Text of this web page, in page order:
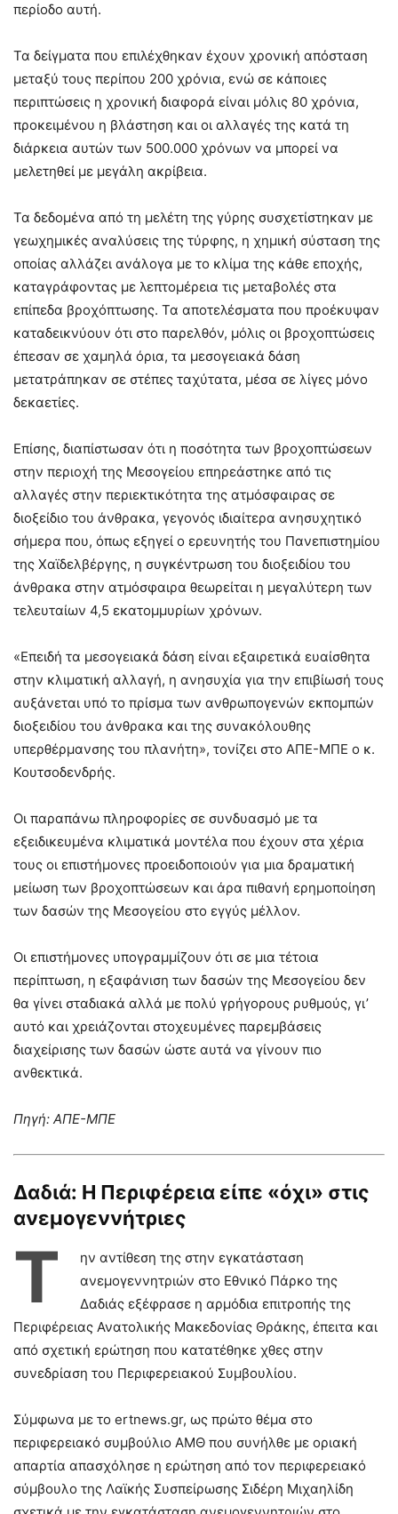
περίοδο αυτή.
Τα δείγματα που επιλέχθηκαν έχουν χρονική απόσταση
μεταξύ τους περίπου 200 χρόνια, ενώ σε κάποιες
περιπτώσεις η χρονική διαφορά είναι μόλις 80 χρόνια,
προκειμένου η βλάστηση και οι αλλαγές της κατά τη
διάρκεια αυτών των 500.000 χρόνων να μπορεί να
μελετηθεί με μεγάλη ακρίβεια.
Τα δεδομένα από τη μελέτη της γύρης συσχετίστηκαν με
γεωχημικές αναλύσεις της τύρφης, η χημική σύσταση της
οποίας αλλάζει ανάλογα με το κλίμα της κάθε εποχής,
καταγράφοντας με λεπτομέρεια τις μεταβολές στα
επίπεδα βροχόπτωσης. Τα αποτελέσματα που προέκυψαν
καταδεικνύουν ότι στο παρελθόν, μόλις οι βροχοπτώσεις
έπεσαν σε χαμηλά όρια, τα μεσογειακά δάση
μετατράπηκαν σε στέπες ταχύτατα, μέσα σε λίγες μόνο
δεκαετίες.
Επίσης, διαπίστωσαν ότι η ποσότητα των βροχοπτώσεων
στην περιοχή της Μεσογείου επηρεάστηκε από τις
αλλαγές στην περιεκτικότητα της ατμόσφαιρας σε
διοξείδιο του άνθρακα, γεγονός ιδιαίτερα ανησυχητικό
σήμερα που, όπως εξηγεί ο ερευνητής του Πανεπιστημίου
της Χαϊδελβέργης, η συγκέντρωση του διοξειδίου του
άνθρακα στην ατμόσφαιρα θεωρείται η μεγαλύτερη των
τελευταίων 4,5 εκατομμυρίων χρόνων.
«Επειδή τα μεσογειακά δάση είναι εξαιρετικά ευαίσθητα
στην κλιματική αλλαγή, η ανησυχία για την επιβίωσή τους
αυξάνεται υπό το πρίσμα των ανθρωπογενών εκπομπών
διοξειδίου του άνθρακα και της συνακόλουθης
υπερθέρμανσης του πλανήτη», τονίζει στο ΑΠΕ-ΜΠΕ ο κ.
Κουτσοδενδρής.
Οι παραπάνω πληροφορίες σε συνδυασμό με τα
εξειδικευμένα κλιματικά μοντέλα που έχουν στα χέρια
τους οι επιστήμονες προειδοποιούν για μια δραματική
μείωση των βροχοπτώσεων και άρα πιθανή ερημοποίηση
των δασών της Μεσογείου στο εγγύς μέλλον.
Οι επιστήμονες υπογραμμίζουν ότι σε μια τέτοια
περίπτωση, η εξαφάνιση των δασών της Μεσογείου δεν
θα γίνει σταδιακά αλλά με πολύ γρήγορους ρυθμούς, γι’
αυτό και χρειάζονται στοχευμένες παρεμβάσεις
διαχείρισης των δασών ώστε αυτά να γίνουν πιο
ανθεκτικά.
Πηγή: ΑΠΕ-ΜΠΕ
Δαδιά: Η Περιφέρεια είπε «όχι» στις
ανεμογεννήτριες
Τ
ην αντίθεση της στην εγκατάσταση
ανεμογεννητριών στο Εθνικό Πάρκο της
Δαδιάς εξέφρασε η αρμόδια επιτροπής της
Περιφέρειας Ανατολικής Μακεδονίας Θράκης, έπειτα και
από σχετική ερώτηση που κατατέθηκε χθες στην
συνεδρίαση του Περιφερειακού Συμβουλίου.
Σύμφωνα με το ertnews.gr, ως πρώτο θέμα στο
περιφερειακό συμβούλιο ΑΜΘ που συνήλθε με οριακή
απαρτία απασχόλησε η ερώτηση από τον περιφερειακό
σύμβουλο της Λαϊκής Συσπείρωσης Σιδέρη Μιχαηλίδη